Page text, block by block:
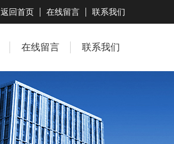
返回首页 在线留言 联系我们
在线留言 联系我们